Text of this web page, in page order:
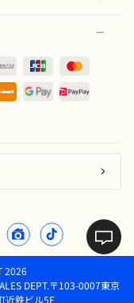
2026
DEPT.〒103-0007東京
近鉄ビル5F